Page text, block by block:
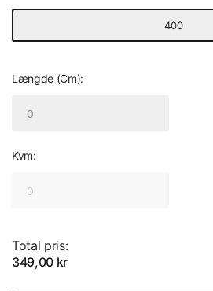
400
Længde (Cm):
Kvm:
Total pris:
349,00 kr